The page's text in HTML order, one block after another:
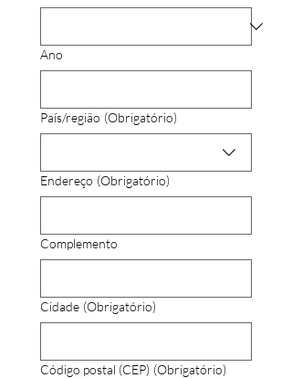
Ano
Endereço de várias linhas
País/região (Obrigatório)
Endereço (Obrigatório)
Complemento
Cidade (Obrigatório)
Código postal (CEP) (Obrigatório)